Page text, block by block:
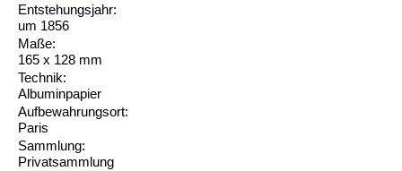
Entstehungsjahr:
um 1856
Maße:
165 x 128 mm
Technik:
Albuminpapier
Aufbewahrungsort:
Paris
Sammlung:
Privatsammlung